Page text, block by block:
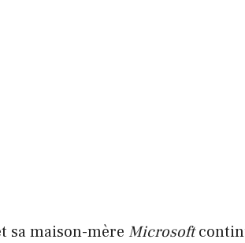
sa maison-mère Microsoft